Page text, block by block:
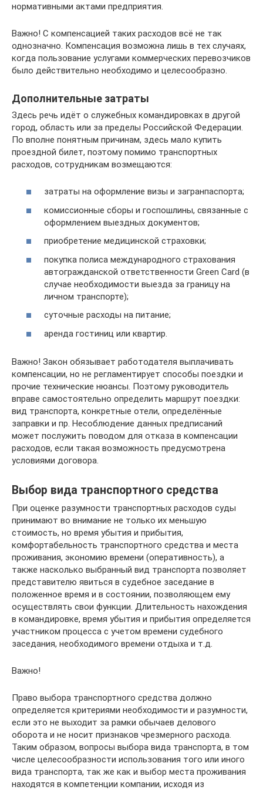
нормативными актами предприятия.
Важно! С компенсацией таких расходов всё не так
однозначно. Компенсация возможна лишь в тех случаях,
когда пользование услугами коммерческих перевозчиков
было действительно необходимо и целесообразно.
Дополнительные затраты
Здесь речь идёт о служебных командировках в другой
город, область или за пределы Российской Федерации.
По вполне понятным причинам, здесь мало купить
проездной билет, поэтому помимо транспортных
расходов, сотрудникам возмещаются:
затраты на оформление визы и загранпаспорта;
комиссионные сборы и госпошлины, связанные с
оформлением выездных документов;
приобретение медицинской страховки;
покупка полиса международного страхования
автогражданской ответственности Green Card (в
случае необходимости выезда за границу на
личном транспорте);
суточные расходы на питание;
аренда гостиниц или квартир.
Важно! Закон обязывает работодателя выплачивать
компенсации, но не регламентирует способы поездки и
прочие технические нюансы. Поэтому руководитель
вправе самостоятельно определить маршрут поездки:
вид транспорта, конкретные отели, определённые
заправки и пр. Несоблюдение данных предписаний
может послужить поводом для отказа в компенсации
расходов, если такая возможность предусмотрена
условиями договора.
Выбор вида транспортного средства
При оценке разумности транспортных расходов суды
принимают во внимание не только их меньшую
стоимость, но время убытия и прибытия,
комфортабельность транспортного средства и места
проживания, экономию времени (оперативность), а
также насколько выбранный вид транспорта позволяет
представителю явиться в судебное заседание в
положенное время и в состоянии, позволяющем ему
осуществлять свои функции. Длительность нахождения
в командировке, время убытия и прибытия определяется
участником процесса с учетом времени судебного
заседания, необходимого времени отдыха и т.д.
Важно!
Право выбора транспортного средства должно
определяется критериями необходимости и разумности,
если это не выходит за рамки обычаев делового
оборота и не носит признаков чрезмерного расхода.
Таким образом, вопросы выбора вида транспорта, в том
числе целесообразности использования того или иного
вида транспорта, так же как и выбор места проживания
находятся в компетенции компании, исходя из